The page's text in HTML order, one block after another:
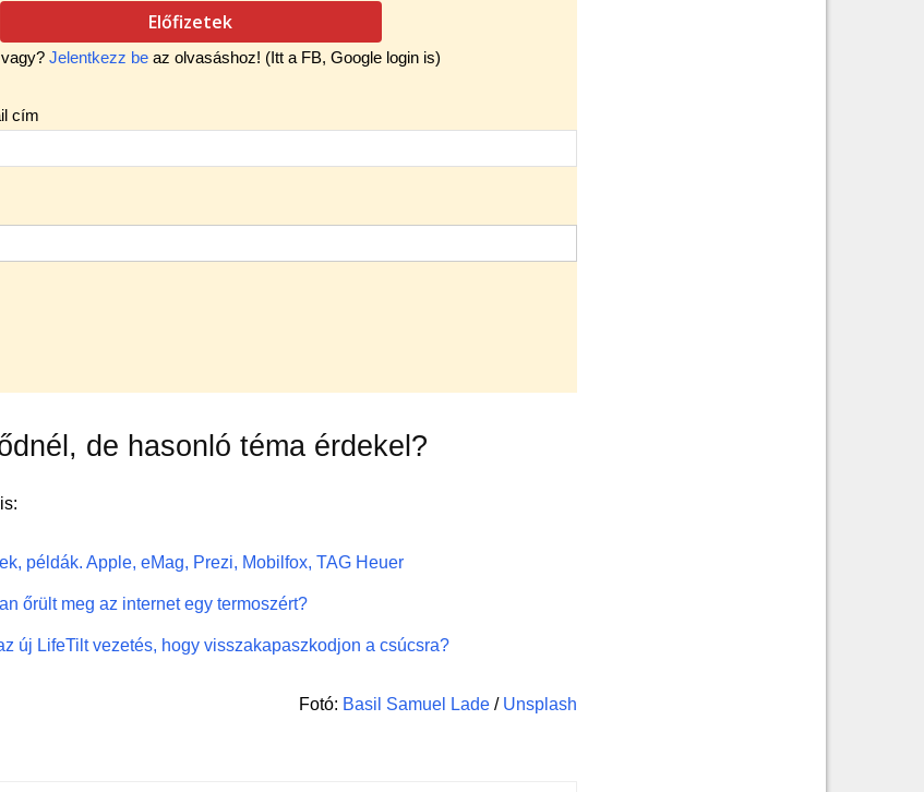
Előfizetek
Jelentkezz beaz olvasáshoz! (Itt a FB, Google login is)
cím
de hasonló téma érdekel?
példák. Apple, eMag, Prezi, Mobilfox, TAG Heuer
őrült meg az internet egy termoszért?
új LifeTilt vezetés, hogy visszakapaszkodjon a csúcsra?
Fotó: Basil Samuel Lade / Unsplash